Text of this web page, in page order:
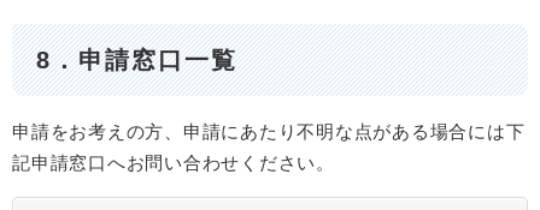
8．申請窓口一覧
申請をお考えの方、申請にあたり不明な点がある場合には下
記申請窓口へお問い合わせください。